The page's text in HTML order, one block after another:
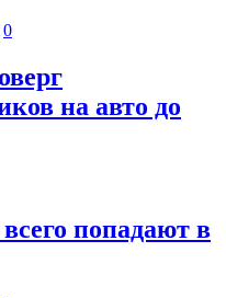
0
на авто до
попадают в